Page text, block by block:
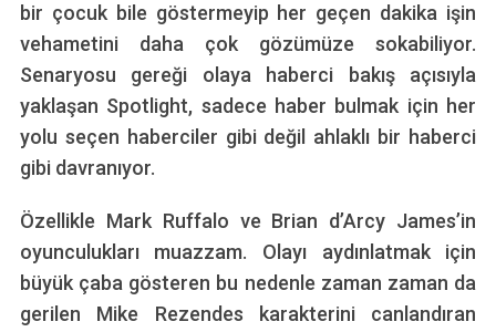
bir çocuk bile göstermeyip her geçen dakika işin
vehametini daha çok gözümüze sokabiliyor.
Senaryosu gereği olaya haberci bakış açısıyla
yaklaşan Spotlight, sadece haber bulmak için her
yolu seçen haberciler gibi değil ahlaklı bir haberci
gibi davranıyor.
Özellikle Mark Ruffalo ve Brian d’Arcy James’in
oyunculukları muazzam. Olayı aydınlatmak için
büyük çaba gösteren bu nedenle zaman zaman da
gerilen Mike Rezendes karakterini canlandıran